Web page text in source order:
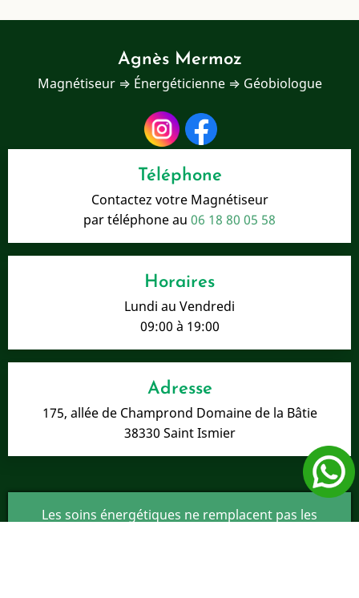
Agnès Mermoz
Magnétiseur ⇒ Énergéticienne ⇒ Géobiologue
Téléphone
Contactez votre Magnétiseur
par téléphone au 06 18 80 05 58
Horaires
Lundi au Vendredi
09:00 à 19:00
Adresse
175, allée de Champrond Domaine de la Bâtie
38330 Saint Ismier
Les soins énergétiques ne remplacent pas les